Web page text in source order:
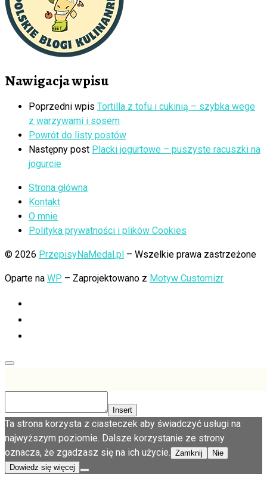
Nawigacja wpisu
Poprzedni wpis Tortilla z tofu i cukinią – szybka wege
z warzywami i sosem
Powrót do listy postów
Następny post Placki jogurtowe – puszyste racuszki na
jogurcie
Strona główna
Kontakt
O mnie
Polityka prywatności i plików Cookies
© 2026 PrzepisyNaMedal.pl – Wszelkie prawa zastrzeżone
Oparte na WP – Zaprojektowano z Motyw Customizr
Insert
Ta strona korzysta z ciasteczek aby świadczyć usługi na
najwyższym poziomie. Dalsze korzystanie ze strony
oznacza, że zgadzasz się na ich użycie. Zamknij
Nie
Dowiedz się więcej